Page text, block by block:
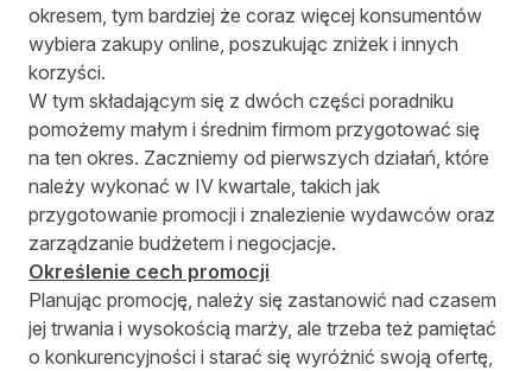
okresem, tym bardziej że coraz więcej konsumentów
wybiera zakupy online, poszukując zniżek i innych
korzyści.
W tym składającym się z dwóch części poradniku
pomożemy małym i średnim firmom przygotować się
na ten okres. Zaczniemy od pierwszych działań, które
należy wykonać w IV kwartale, takich jak
przygotowanie promocji i znalezienie wydawców oraz
zarządzanie budżetem i negocjacje.
Określenie cech promocji
Planując promocję, należy się zastanowić nad czasem
jej trwania i wysokością marży, ale trzeba też pamiętać
o konkurencyjności i starać się wyróżnić swoją ofertę,